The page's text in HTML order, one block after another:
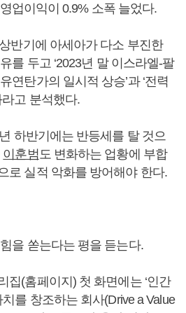
업이익이 0.9% 소폭 늘었다.
반기에 아세아가 다소 부진한
를 두고 ‘2023년 말 이스라엘-팔
연탄가의 일시적 상승’과 ‘전력
라고 분석했다.
하반기에는 반등세를 탈 것으
이훈범 도 변화하는 업황에 부합
로 실적 악화를 방어해야 한다.
을 쏟는다는 평을 듣는다.
집(홈페이지) 첫 화면에는 ‘인간
를 창조하는 회사(Drive a Value